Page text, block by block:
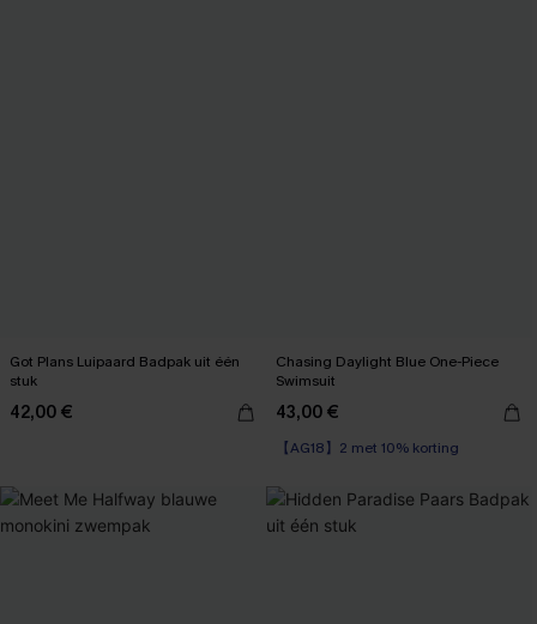
Got Plans Luipaard Badpak uit één
stuk
42,00 €
Chasing Daylight Blue One-Piece
Swimsuit
43,00 €
【AG18】2 met 10% korting